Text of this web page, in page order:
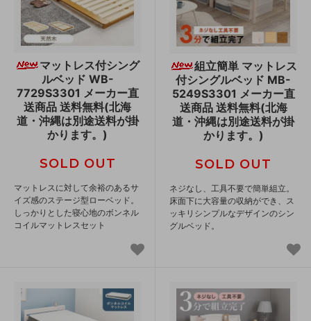
マットレス付シング
ルベッド WB-
7729S3301 メーカー直
送商品 送料無料(北海
道・沖縄は別途送料が掛
かります。)
SOLD OUT
マットレスに対して余裕のあるサ
イズ感のステージ型ローベッド。
しっかりとした寝心地のボンネル
コイルマットレスセット
組立簡単 マットレス
付シングルベッド MB-
5249S3301 メーカー直
送商品 送料無料(北海
道・沖縄は別途送料が掛
かります。)
SOLD OUT
ネジなし、工具不要で簡単組立。
床面下に大容量の収納ができ、ス
ッキリシンプルなデザインのシン
グルベッド。